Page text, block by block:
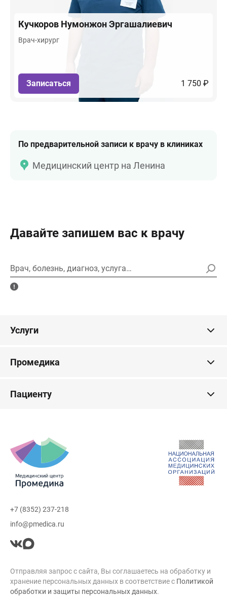
Кучкоров Нумонжон Эргашалиевич
Врач-хирург
Записаться 1 750 ₽
По предварительной записи к врачу в клиниках
Медицинский центр на Ленина
Давайте запишем вас к врачу
Врач, болезнь, диагноз, услуга…
Услуги
Промедика
Пациенту
+7 (8352) 237-218
info@pmedica.ru
Отправляя запрос с сайта, Вы соглашаетесь на обработку и
хранение персональных данных в соответствие с Политикой
обработки и защиты персональных данных.